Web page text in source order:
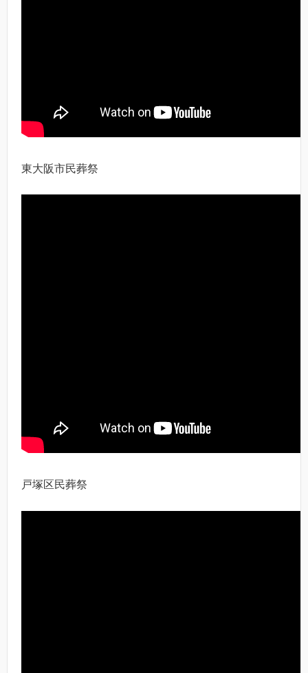
東大阪市民葬祭
戸塚区民葬祭